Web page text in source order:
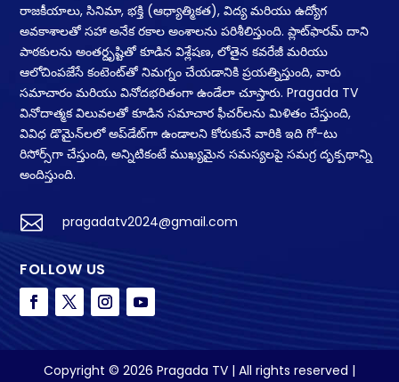
రాజకీయాలు, సినిమా, భక్తి (ఆధ్యాత్మికత), విద్య మరియు ఉద్యోగ
అవకాశాలతో సహా అనేక రకాల అంశాలను పరిశీలిస్తుంది. ప్లాట్‌ఫారమ్ దాని
పాఠకులను అంతర్దృష్టితో కూడిన విశ్లేషణ, లోతైన కవరేజీ మరియు
ఆలోచింపజేసే కంటెంట్‌తో నిమగ్నం చేయడానికి ప్రయత్నిస్తుంది, వారు
సమాచారం మరియు వినోదభరితంగా ఉండేలా చూస్తారు. Pragada TV
వినోదాత్మక విలువలతో కూడిన సమాచార ఫీచర్‌లను మిళితం చేస్తుంది,
వివిధ డొమైన్‌లలో అప్‌డేట్‌గా ఉండాలని కోరుకునే వారికి ఇది గో-టు
రిసోర్స్‌గా చేస్తుంది, అన్నిటికంటే ముఖ్యమైన సమస్యలపై సమగ్ర దృక్పథాన్ని
అందిస్తుంది.
 pragadatv2024@gmail.com
FOLLOW US
Copyright © 2026 Pragada TV | All rights reserved |